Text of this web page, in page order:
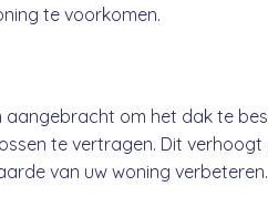
te voorkomen.
om het dak te
te vertragen. Dit verhoogt
van uw woning verbeteren.